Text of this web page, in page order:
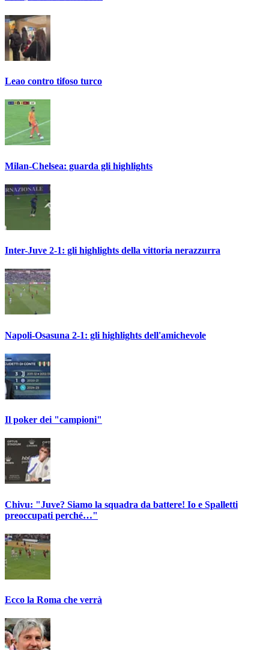
Leao contro tifoso turco
Milan-Chelsea: guarda gli highlights
Inter-Juve 2-1: gli highlights della vittoria nerazzurra
Napoli-Osasuna 2-1: gli highlights dell'amichevole
Il poker dei "campioni"
Chivu: "Juve? Siamo la squadra da battere! Io e Spalletti
preoccupati perché…"
Ecco la Roma che verrà